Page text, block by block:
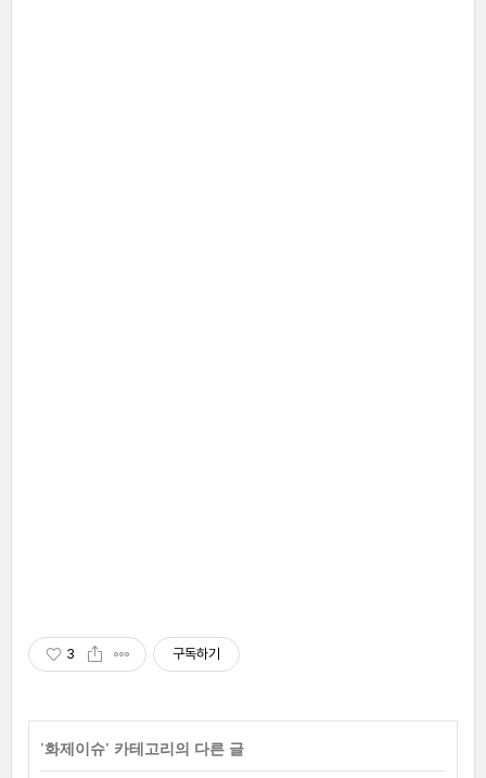
3 구독하기
'화제이슈' 카테고리의 다른 글